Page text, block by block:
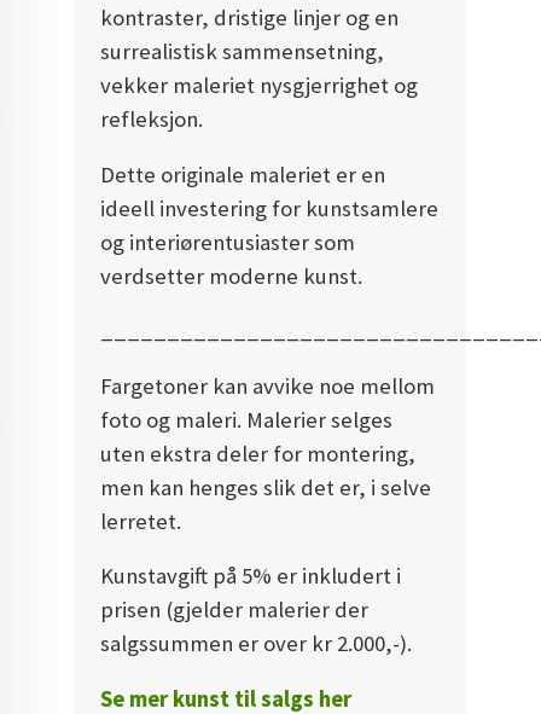
kontraster, dristige linjer og en
surrealistisk sammensetning,
vekker maleriet nysgjerrighet og
refleksjon.
Dette originale maleriet er en
ideell investering for kunstsamlere
og interiørentusiaster som
verdsetter moderne kunst.
Fargetoner kan avvike noe mellom
foto og maleri. Malerier selges
uten ekstra deler for montering,
men kan henges slik det er, i selve
lerretet.
Kunstavgift på 5% er inkludert i
prisen (gjelder malerier der
salgssummen er over kr 2.000,-).
Se mer kunst til salgs her